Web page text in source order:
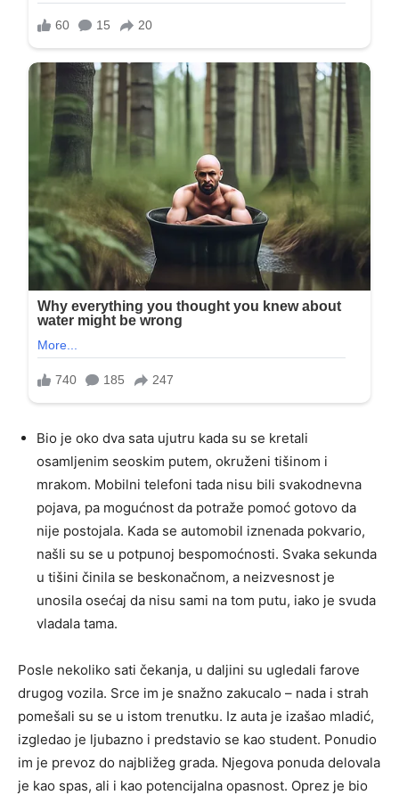
Bio je oko dva sata ujutru kada su se kretali
osamljenim seoskim putem, okruženi tišinom i
mrakom. Mobilni telefoni tada nisu bili svakodnevna
pojava, pa mogućnost da potraže pomoć gotovo da
nije postojala. Kada se automobil iznenada pokvario,
našli su se u potpunoj bespomoćnosti. Svaka sekunda
u tišini činila se beskonačnom, a neizvesnost je
unosila osećaj da nisu sami na tom putu, iako je svuda
vladala tama.
Posle nekoliko sati čekanja, u daljini su ugledali farove
drugog vozila. Srce im je snažno zakucalo – nada i strah
pomešali su se u istom trenutku. Iz auta je izašao mladić,
izgledao je ljubazno i predstavio se kao student. Ponudio
im je prevoz do najbližeg grada. Njegova ponuda delovala
je kao spas, ali i kao potencijalna opasnost. Oprez je bio